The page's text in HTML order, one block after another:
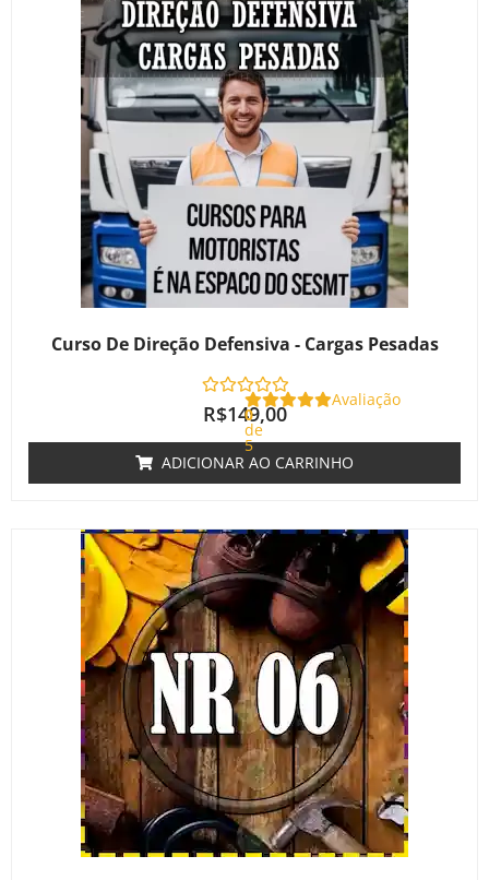
Curso De Direção Defensiva - Cargas Pesadas
Avaliação
0
de
5
R$149,00
ADICIONAR AO CARRINHO